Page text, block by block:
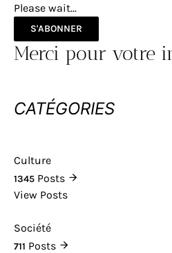
Please wait...
S'ABONNER
Merci pour votre
CATÉGORIES
Culture
1345 Posts
View Posts
Société
711 Posts